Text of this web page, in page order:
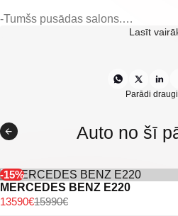
-Tumšs pusādas salons.
-Regulējams pedāļu attālums.
-El. regulējami, apsildāmi un
-Žalūzijas aizmugurējiem logiem.
-Gaisa kondicionieris.
-Kruīza kontrole.
-Multistūre.
-Lancia multimedia.
Lasīt
Parādi
Auto no šī
-15%
MERCEDES BENZ E220
15990€
13590€